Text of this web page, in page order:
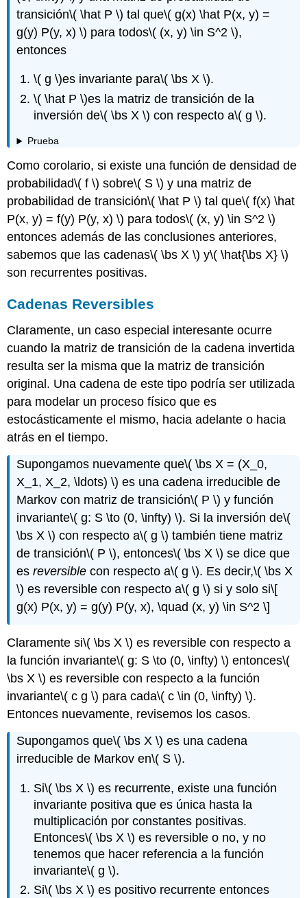
transición\( \hat P \) tal que\( g(x) \hat P(x, y) =
g(y) P(y, x) \) para todos\( (x, y) \in S^2 \),
entonces
\( g \)es invariante para\( \bs X \).
\( \hat P \)es la matriz de transición de la
inversión de\( \bs X \) con respecto a\( g \).
Prueba
Como corolario, si existe una función de densidad de
probabilidad\( f \) sobre\( S \) y una matriz de
probabilidad de transición\( \hat P \) tal que\( f(x) \hat
P(x, y) = f(y) P(y, x) \) para todos\( (x, y) \in S^2 \)
entonces además de las conclusiones anteriores,
sabemos que las cadenas\( \bs X \) y\( \hat{\bs X} \)
son recurrentes positivas.
Cadenas Reversibles
Claramente, un caso especial interesante ocurre
cuando la matriz de transición de la cadena invertida
resulta ser la misma que la matriz de transición
original. Una cadena de este tipo podría ser utilizada
para modelar un proceso físico que es
estocásticamente el mismo, hacia adelante o hacia
atrás en el tiempo.
Supongamos nuevamente que\( \bs X = (X_0,
X_1, X_2, \ldots) \) es una cadena irreducible de
Markov con matriz de transición\( P \) y función
invariante\( g: S \to (0, \infty) \). Si la inversión de\(
\bs X \) con respecto a\( g \) también tiene matriz
de transición\( P \), entonces\( \bs X \) se dice que
esreversible con respecto a\( g \). Es decir,\( \bs X
\) es reversible con respecto a\( g \) si y solo si\[
g(x) P(x, y) = g(y) P(y, x), \quad (x, y) \in S^2 \]
Claramente si\( \bs X \) es reversible con respecto a
la función invariante\( g: S \to (0, \infty) \) entonces\(
\bs X \) es reversible con respecto a la función
invariante\( c g \) para cada\( c \in (0, \infty) \).
Entonces nuevamente, revisemos los casos.
Supongamos que\( \bs X \) es una cadena
irreducible de Markov en\( S \).
Si\( \bs X \) es recurrente, existe una función
invariante positiva que es única hasta la
multiplicación por constantes positivas.
Entonces\( \bs X \) es reversible o no, y no
tenemos que hacer referencia a la función
invariante\( g \).
Si\( \bs X \) es positivo recurrente entonces